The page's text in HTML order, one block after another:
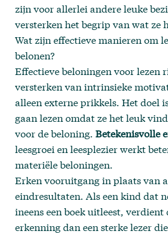
zijn voor allerlei andere leuke
versterken het begrip van wat ze
Wat zijn effectieve manieren om
belonen?
Effectieve beloningen voor lezen
versterken van intrinsieke
alleen externe prikkels. Het doel
gaan lezen omdat ze het leuk
voor de beloning. Betekenisvolle
leesgroei en leesplezier werkt
materiële beloningen.
Erken vooruitgang in plaats van
eindresultaten. Als een kind dat
ineens een boek uitleest, verdient
erkenning dan een sterke lezer